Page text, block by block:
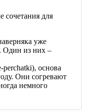
сочетания для
уже
Один из них –
perchatki), основа
Они согревают
немного